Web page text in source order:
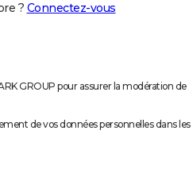
? Connectez-vous
GROUP pour assurer la modération de
de vos données personnelles dans les